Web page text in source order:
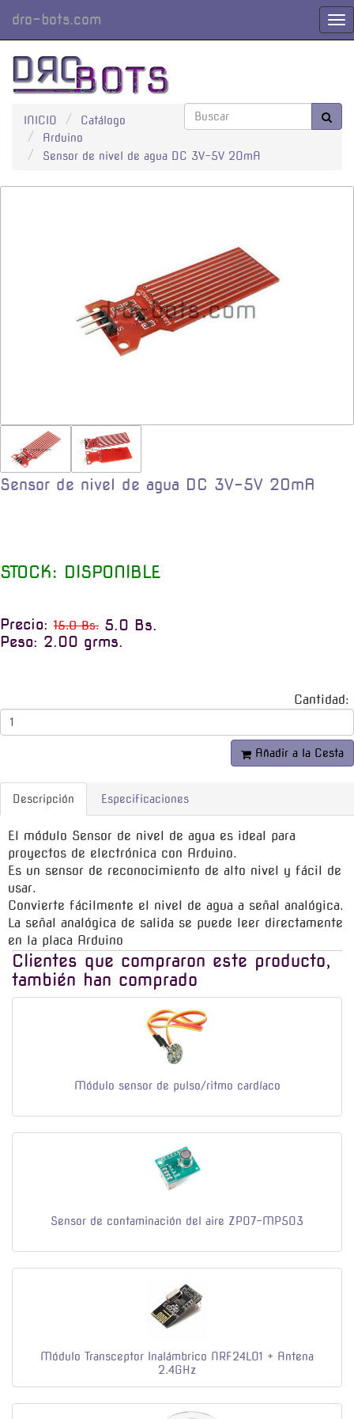
dro-bots.com
INICIO
Catálogo
Arduino
Sensor de nivel de agua DC 3V-5V 20mA
Sensor de nivel de agua DC 3V-5V 20mA
STOCK: DISPONIBLE
Precio: 15.0 Bs. 5.0 Bs.
Peso: 2.00 grms.
Cantidad:
Añadir a la Cesta
Descripción Especificaciones
El módulo Sensor de nivel de agua es ideal para
proyectos de electrónica con Arduino.
Es un sensor de reconocimiento de alto nivel y fácil de
usar.
Convierte fácilmente el nivel de agua a señal analógica.
La señal analógica de salida se puede leer directamente
en la placa Arduino
Clientes que compraron este producto,
también han comprado
Módulo sensor de pulso/ritmo cardíaco
Sensor de contaminación del aire ZP07-MP503
Módulo Transceptor Inalámbrico NRF24L01 + Antena
2.4GHz